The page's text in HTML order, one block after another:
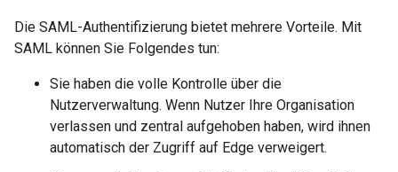
Die SAML-Authentifizierung bietet mehrere Vorteile. Mit
SAML können Sie Folgendes tun:
Sie haben die volle Kontrolle über die
Nutzerverwaltung. Wenn Nutzer Ihre Organisation
verlassen und zentral aufgehoben haben, wird ihnen
automatisch der Zugriff auf Edge verweigert.